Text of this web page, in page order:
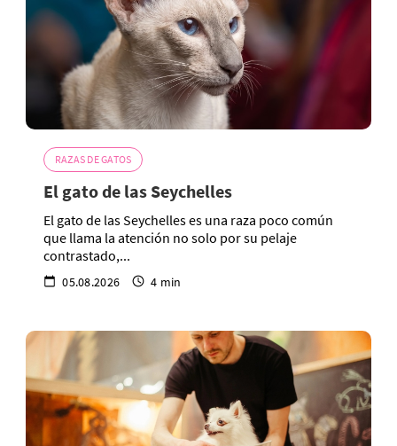
RAZAS DE GATOS
El gato de las Seychelles
El gato de las Seychelles es una raza poco común
que llama la atención no solo por su pelaje
contrastado,...
05.08.2026 4 min